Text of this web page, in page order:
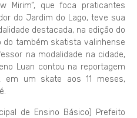
Mirim”, que foca praticantes
do Jardim do Lago, teve sua
destacada, na edição do
do também skatista valinhense
na modalidade na cidade,
Luan contou na reportagem
em um skate aos 11 meses,
de Ensino Básico) Prefeito